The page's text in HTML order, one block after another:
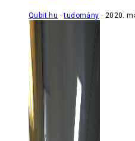
Qubit.hu tudomány 2020.